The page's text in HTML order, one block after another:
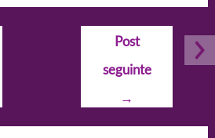
Post
seguinte
→